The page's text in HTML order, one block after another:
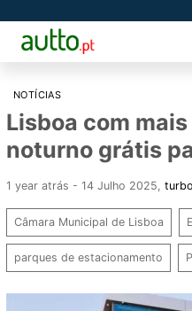
NOTÍCIAS
Lisboa com
noturno grátis
1 year atrás - 14 Julho 2025 turbo
Câmara Municipal de Lisboa
parques de estacionamento